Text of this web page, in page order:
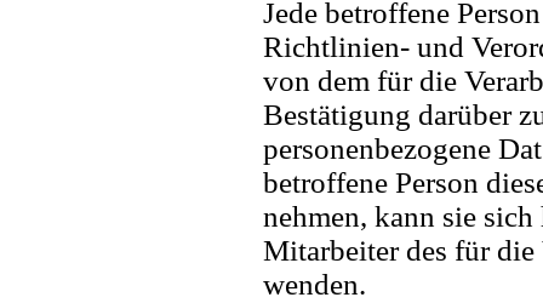
Jede betroffene
Richtlinien- und
von dem für die
Bestätigung darüber
personenbezogene
betroffene Person
nehmen, kann sie
Mitarbeiter des für
wenden.